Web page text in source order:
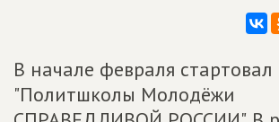
В начале февраля стартовал
"Политшколы Молодёжи